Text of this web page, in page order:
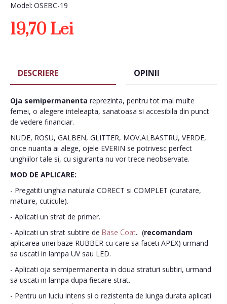
Model: OSEBC-19
19,70 Lei
DESCRIERE OPINII
Oja semipermanenta reprezinta, pentru tot mai multe
femei, o alegere inteleapta, sanatoasa si accesibila din punct
de vedere financiar.
NUDE, ROSU, GALBEN, GLITTER, MOV,ALBASTRU, VERDE,
orice nuanta ai alege, ojele EVERIN se potrivesc perfect
unghiilor tale si, cu siguranta nu vor trece neobservate.
MOD DE APLICARE:
- Pregatiti unghia naturala CORECT si COMPLET (curatare,
matuire, cuticule).
- Aplicati un strat de primer.
- Aplicati un strat subtire de Base Coat. (recomandam
aplicarea unei baze RUBBER cu care sa faceti APEX) urmand
sa uscati in lampa UV sau LED.
- Aplicati oja semipermanenta in doua straturi subtiri, urmand
sa uscati in lampa dupa fiecare strat.
- Pentru un luciu intens si o rezistenta de lunga durata aplicati